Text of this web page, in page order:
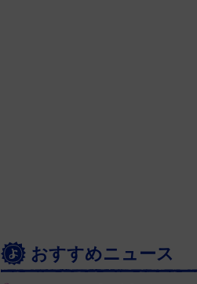
おすすめニュース